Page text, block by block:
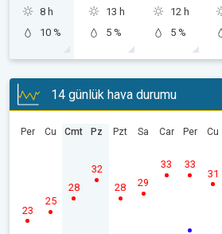
8 h
10 %
13 h
5 %
12 h
5 %
14 günlük hava durumu
Per
23
Cu
25
Cmt
28
Pz
32
Pzt
28
Sa
29
Car
33
Per
33
Cu
31